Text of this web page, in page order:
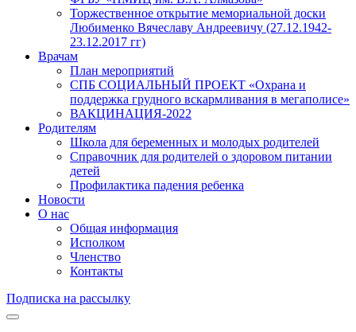
Торжественное открытие мемориальной доски
Любименко Вячеславу Андреевичу (27.12.1942-
23.12.2017 гг)
Врачам
План мероприятий
СПБ СОЦИАЛЬНЫЙ ПРОЕКТ «Охрана и
поддержка грудного вскармливания в мегаполисе»
ВАКЦИНАЦИЯ-2022
Родителям
Школа для беременных и молодых родителей
Справочник для родителей о здоровом питании
детей
Профилактика падения ребенка
Новости
О нас
Общая информация
Исполком
Членство
Контакты
Подписка на рассылку